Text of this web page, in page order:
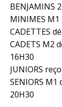
BENJAMINS
MINIMES M1
CADETTES
CADETS M2
16H30
JUNIORS
SENIORS M1
20H30